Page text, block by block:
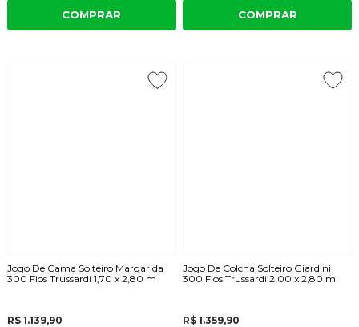
COMPRAR COMPRAR
Jogo De Cama Solteiro Margarida
300 Fios Trussardi 1,70 x 2,80 m
R$ 1.139,90
Jogo De Colcha Solteiro Giardini
300 Fios Trussardi 2,00 x 2,80 m
R$ 1.359,90